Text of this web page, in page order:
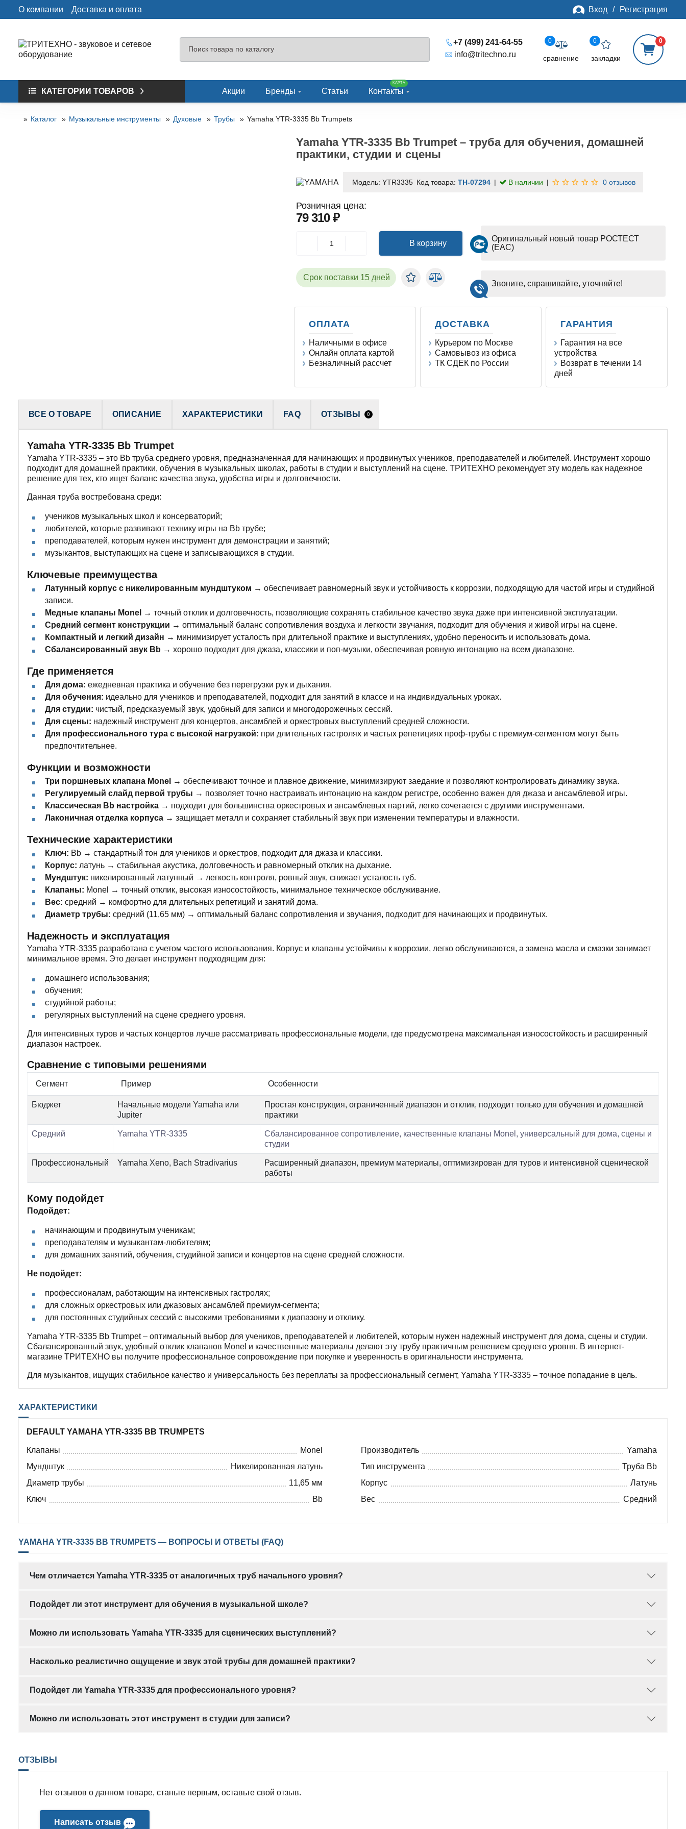
О компании Доставка и оплата Вход / Регистрация
+7 (499) 241-64-55
info@tritechno.ru
0
сравнение
0
закладки
0
КАТЕГОРИИ ТОВАРОВ Акции Бренды Статьи
КАРТА
Контакты
Каталог Музыкальные инструменты Духовые Трубы Yamaha YTR-3335 Bb Trumpets
Yamaha YTR-3335 Bb Trumpet – труба для обучения, домашней
практики, студии и сцены
Модель: YTR3335 Код товара: TH-07294 В наличии 0 отзывов
Розничная цена:
79 310 ₽
В корзину
Срок поставки 15 дней
Оригинальный новый товар РОСТЕСТ
(EAC)
Звоните, спрашивайте, уточняйте!
ОПЛАТА
Наличными в офисе
Онлайн оплата картой
Безналичный рассчет
ДОСТАВКА
Курьером по Москве
Самовывоз из офиса
ТК СДЕК по России
ГАРАНТИЯ
Гарантия на все
устройства
Возврат в течении 14
дней
ВСЕ О ТОВАРЕ ОПИСАНИЕ ХАРАКТЕРИСТИКИ FAQ ОТЗЫВЫ 0
Yamaha YTR-3335 Bb Trumpet
Yamaha YTR-3335 – это Bb труба среднего уровня, предназначенная для начинающих и продвинутых учеников, преподавателей и любителей. Инструмент хорошо
подходит для домашней практики, обучения в музыкальных школах, работы в студии и выступлений на сцене. ТРИТЕХНО рекомендует эту модель как надежное
решение для тех, кто ищет баланс качества звука, удобства игры и долговечности.
Данная труба востребована среди:
учеников музыкальных школ и консерваторий;
любителей, которые развивают технику игры на Bb трубе;
преподавателей, которым нужен инструмент для демонстрации и занятий;
музыкантов, выступающих на сцене и записывающихся в студии.
Ключевые преимущества
Латунный корпус с никелированным мундштуком → обеспечивает равномерный звук и устойчивость к коррозии, подходящую для частой игры и студийной
записи.
Медные клапаны Monel → точный отклик и долговечность, позволяющие сохранять стабильное качество звука даже при интенсивной эксплуатации.
Средний сегмент конструкции → оптимальный баланс сопротивления воздуха и легкости звучания, подходит для обучения и живой игры на сцене.
Компактный и легкий дизайн → минимизирует усталость при длительной практике и выступлениях, удобно переносить и использовать дома.
Сбалансированный звук Bb → хорошо подходит для джаза, классики и поп-музыки, обеспечивая ровную интонацию на всем диапазоне.
Где применяется
Для дома: ежедневная практика и обучение без перегрузки рук и дыхания.
Для обучения: идеально для учеников и преподавателей, подходит для занятий в классе и на индивидуальных уроках.
Для студии: чистый, предсказуемый звук, удобный для записи и многодорожечных сессий.
Для сцены: надежный инструмент для концертов, ансамблей и оркестровых выступлений средней сложности.
Для профессионального тура с высокой нагрузкой: при длительных гастролях и частых репетициях проф-трубы с премиум-сегментом могут быть
предпочтительнее.
Функции и возможности
Три поршневых клапана Monel → обеспечивают точное и плавное движение, минимизируют заедание и позволяют контролировать динамику звука.
Регулируемый слайд первой трубы → позволяет точно настраивать интонацию на каждом регистре, особенно важен для джаза и ансамблевой игры.
Классическая Bb настройка → подходит для большинства оркестровых и ансамблевых партий, легко сочетается с другими инструментами.
Лаконичная отделка корпуса → защищает металл и сохраняет стабильный звук при изменении температуры и влажности.
Технические характеристики
Ключ: Bb → стандартный тон для учеников и оркестров, подходит для джаза и классики.
Корпус: латунь → стабильная акустика, долговечность и равномерный отклик на дыхание.
Мундштук: никелированный латунный → легкость контроля, ровный звук, снижает усталость губ.
Клапаны: Monel → точный отклик, высокая износостойкость, минимальное техническое обслуживание.
Вес: средний → комфортно для длительных репетиций и занятий дома.
Диаметр трубы: средний (11,65 мм) → оптимальный баланс сопротивления и звучания, подходит для начинающих и продвинутых.
Надежность и эксплуатация
Yamaha YTR-3335 разработана с учетом частого использования. Корпус и клапаны устойчивы к коррозии, легко обслуживаются, а замена масла и смазки занимает
минимальное время. Это делает инструмент подходящим для:
домашнего использования;
обучения;
студийной работы;
регулярных выступлений на сцене среднего уровня.
Для интенсивных туров и частых концертов лучше рассматривать профессиональные модели, где предусмотрена максимальная износостойкость и расширенный
диапазон настроек.
Сравнение с типовыми решениями
Сегмент Пример Особенности
Бюджет
Начальные модели Yamaha или
Jupiter
Простая конструкция, ограниченный диапазон и отклик, подходит только для обучения и домашней
практики
Средний Yamaha YTR-3335
Сбалансированное сопротивление, качественные клапаны Monel, универсальный для дома, сцены и
студии
Профессиональный Yamaha Xeno, Bach Stradivarius
Расширенный диапазон, премиум материалы, оптимизирован для туров и интенсивной сценической
работы
Кому подойдет
Подойдет:
начинающим и продвинутым ученикам;
преподавателям и музыкантам-любителям;
для домашних занятий, обучения, студийной записи и концертов на сцене средней сложности.
Не подойдет:
профессионалам, работающим на интенсивных гастролях;
для сложных оркестровых или джазовых ансамблей премиум-сегмента;
для постоянных студийных сессий с высокими требованиями к диапазону и отклику.
Yamaha YTR-3335 Bb Trumpet – оптимальный выбор для учеников, преподавателей и любителей, которым нужен надежный инструмент для дома, сцены и студии.
Сбалансированный звук, удобный отклик клапанов Monel и качественные материалы делают эту трубу практичным решением среднего уровня. В интернет-
магазине ТРИТЕХНО вы получите профессиональное сопровождение при покупке и уверенность в оригинальности инструмента.
Для музыкантов, ищущих стабильное качество и универсальность без переплаты за профессиональный сегмент, Yamaha YTR-3335 – точное попадание в цель.
ХАРАКТЕРИСТИКИ
DEFAULT YAMAHA YTR-3335 BB TRUMPETS
Клапаны
Monel
Мундштук
Никелированная латунь
Диаметр трубы
11,65 мм
Ключ
Bb
Производитель
Yamaha
Тип инструмента
Труба Bb
Корпус
Латунь
Вес
Средний
YAMAHA YTR-3335 BB TRUMPETS — ВОПРОСЫ И ОТВЕТЫ (FAQ)
Чем отличается Yamaha YTR-3335 от аналогичных труб начального уровня?
Подойдет ли этот инструмент для обучения в музыкальной школе?
Можно ли использовать Yamaha YTR-3335 для сценических выступлений?
Насколько реалистично ощущение и звук этой трубы для домашней практики?
Подойдет ли Yamaha YTR-3335 для профессионального уровня?
Можно ли использовать этот инструмент в студии для записи?
ОТЗЫВЫ
Нет отзывов о данном товаре, станьте первым, оставьте свой отзыв.
Написать отзыв